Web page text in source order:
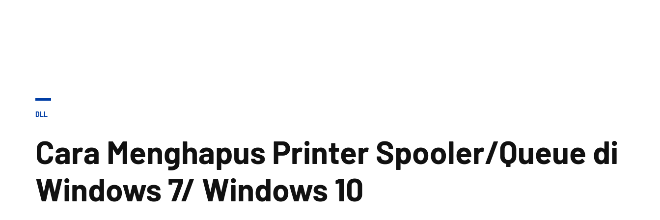
POSTED
DLL
Cara Menghapus Printer Spooler/Queue di
Windows 7/ Windows 10